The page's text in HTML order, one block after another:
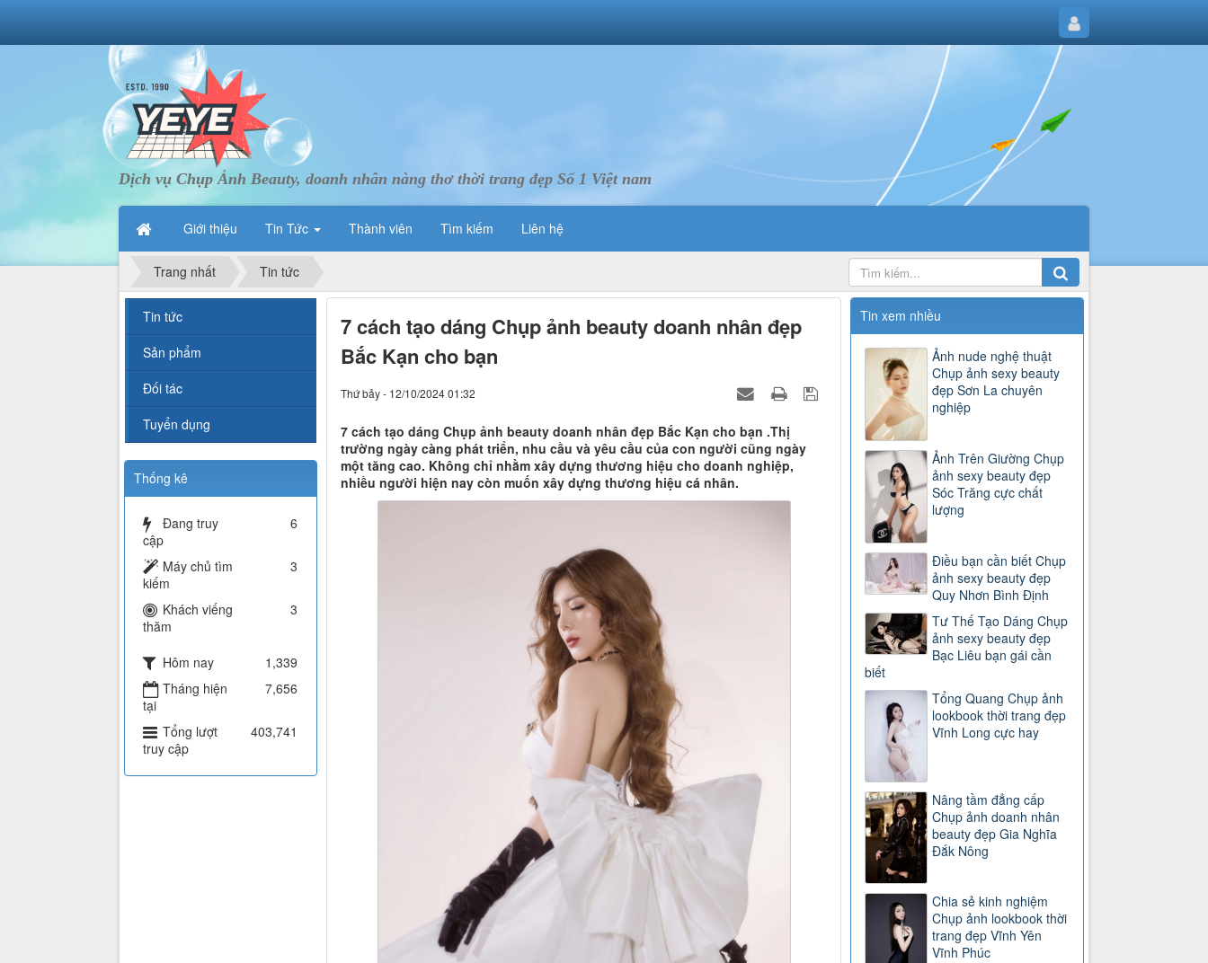
Dịch vụ Chụp Ảnh Beauty, doanh nhân nàng thơ thời trang đẹp Số 1 Việt nam
Giới thiệu Tin Tức Thành viên Tìm kiếm Liên hệ
Trang nhất Tin tức
7 cách tạo dáng Chụp ảnh beauty doanh nhân đẹp
Bắc Kạn cho bạn
Thứ bảy - 12/10/2024 01:32
7 cách tạo dáng Chụp ảnh beauty doanh nhân đẹp Bắc Kạn cho bạn .Thị
trường ngày càng phát triển, nhu cầu và yêu cầu của con người cũng ngày
một tăng cao. Không chỉ nhằm xây dựng thương hiệu cho doanh nghiệp,
nhiều người hiện nay còn muốn xây dựng thương hiệu cá nhân.
Tin xem nhiều
Ảnh nude nghệ thuật
Chụp ảnh sexy beauty
đẹp Sơn La chuyên
nghiệp
Ảnh Trên Giường Chụp
ảnh sexy beauty đẹp
Sóc Trăng cực chất
lượng
Điều bạn cần biết Chụp
ảnh sexy beauty đẹp
Quy Nhơn Bình Định
Tư Thế Tạo Dáng Chụp
ảnh sexy beauty đẹp
Bạc Liêu bạn gái cần
biết
Tổng Quang Chụp ảnh
lookbook thời trang đẹp
Vĩnh Long cực hay
Nâng tầm đẳng cấp
Chụp ảnh doanh nhân
beauty đẹp Gia Nghĩa
Đắk Nông
Chia sẻ kinh nghiệm
Chụp ảnh lookbook thời
trang đẹp Vĩnh Yên
Vĩnh Phúc
Tin tức
Sản phẩm
Đối tác
Tuyển dụng
Thống kê
Đang truy
cập
6
Máy chủ tìm
kiếm
3
Khách viếng
thăm
3
Hôm nay
1,339
Tháng hiện
tại
7,656
Tổng lượt
truy cập
403,741